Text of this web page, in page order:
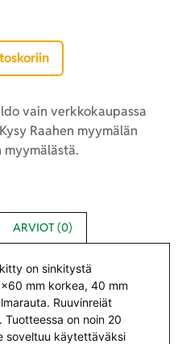
vain verkkokaupassa
Raahen myymälän
myymälästä.
ARVIOT (0)
on sinkitystä
mm korkea, 40 mm
Ruuvinreiät
on noin 20
soveltuu käytettäväksi